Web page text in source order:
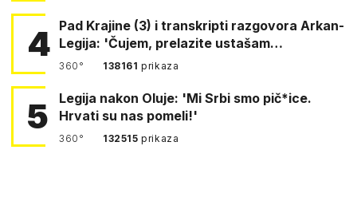
4 Pad Krajine (3) i transkripti razgovora Arkan-
Legija: 'Čujem, prelazite ustašam…
360° 138161prikaza
5
Legija nakon Oluje: 'Mi Srbi smo pič*ice.
Hrvati su nas pomeli!'
360° 132515prikaza